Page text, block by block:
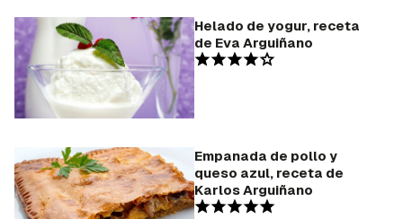
Helado de yogur, receta
de Eva Arguiñano
Empanada de pollo y
queso azul, receta de
Karlos Arguiñano